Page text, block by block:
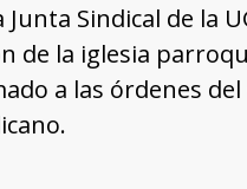
Sindical de la
de la iglesia
a las órdenes